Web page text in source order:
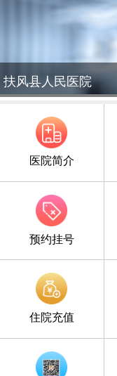
扶风县人民医院
医院简介
预约挂号
住院充值